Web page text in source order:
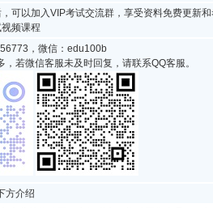
可以加入VIP考试交流群，享受资料免费更新
频课程
，微信：edu100b
，若微信客服未及时回复，请联系QQ客服。
方介绍